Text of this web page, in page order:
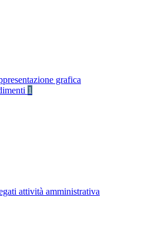
grafica
1
attività amministrativa